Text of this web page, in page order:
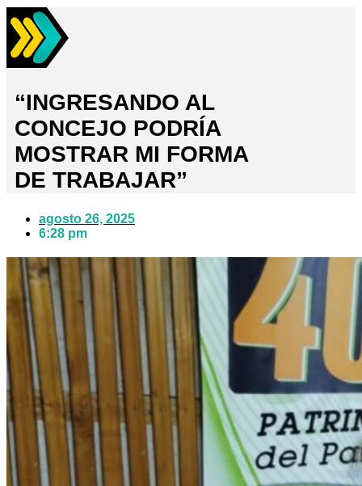
“INGRESANDO AL
CONCEJO PODRÍA
MOSTRAR MI FORMA
DE TRABAJAR”
agosto 26, 2025
6:28 pm